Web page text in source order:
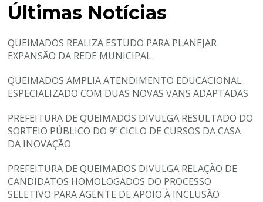
Últimas Notícias
QUEIMADOS REALIZA ESTUDO PARA PLANEJAR
EXPANSÃO DA REDE MUNICIPAL
QUEIMADOS AMPLIA ATENDIMENTO EDUCACIONAL
ESPECIALIZADO COM DUAS NOVAS VANS ADAPTADAS
PREFEITURA DE QUEIMADOS DIVULGA RESULTADO DO
SORTEIO PÚBLICO DO 9º CICLO DE CURSOS DA CASA
DA INOVAÇÃO
PREFEITURA DE QUEIMADOS DIVULGA RELAÇÃO DE
CANDIDATOS HOMOLOGADOS DO PROCESSO
SELETIVO PARA AGENTE DE APOIO À INCLUSÃO